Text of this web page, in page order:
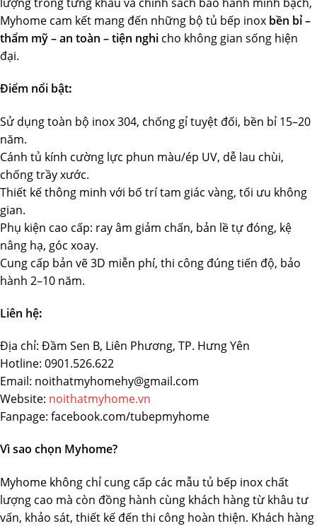
Myhome cam kết mang đến những bộ tủ bếp inox bền bỉ –
thẩm mỹ – an toàn – tiện nghi cho không gian sống hiện
đại.
Điểm nổi bật:
Sử dụng toàn bộ inox 304, chống gỉ tuyệt đối, bền bỉ 15–20
năm.
Cánh tủ kính cường lực phun màu/ép UV, dễ lau chùi,
chống trầy xước.
Thiết kế thông minh với bố trí tam giác vàng, tối ưu không
gian.
Phụ kiện cao cấp: ray âm giảm chấn, bản lề tự đóng, kệ
nâng hạ, góc xoay.
Cung cấp bản vẽ 3D miễn phí, thi công đúng tiến độ, bảo
hành 2–10 năm.
Liên hệ:
Địa chỉ: Đầm Sen B, Liên Phương, TP. Hưng Yên
Hotline: 0901.526.622
Email: noithatmyhomehy@gmail.com
Website: noithatmyhome.vn
Fanpage: facebook.com/tubepmyhome
Vì sao chọn Myhome?
Myhome không chỉ cung cấp các mẫu tủ bếp inox chất
lượng cao mà còn đồng hành cùng khách hàng từ khâu tư
vấn, khảo sát, thiết kế đến thi công hoàn thiện. Khách hàng